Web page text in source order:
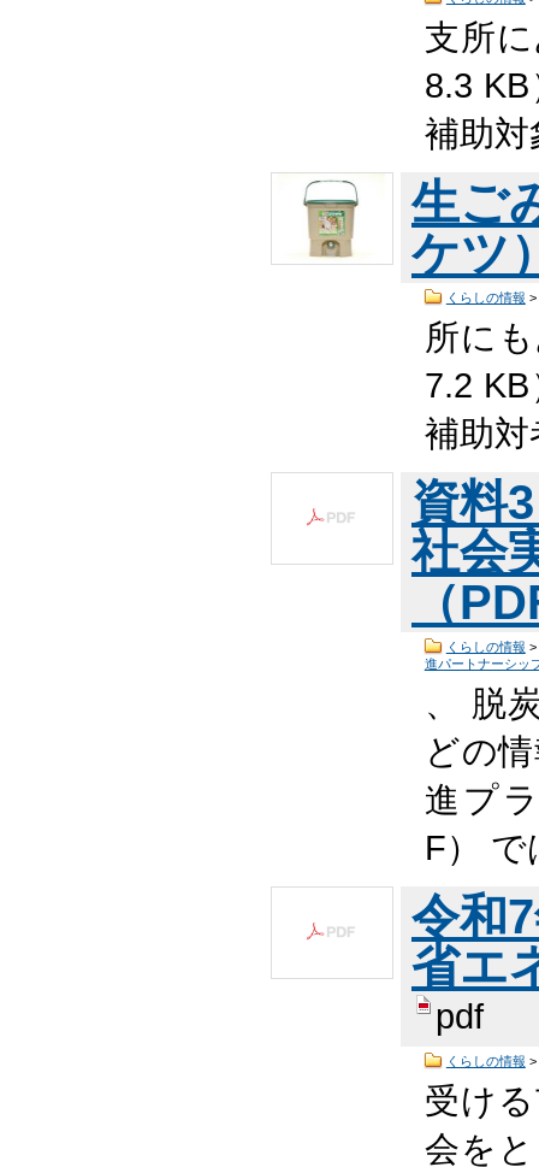
支所
8.3
補助
生ご
ケツ
くらしの情報 >
所に
7.2
補助
資料
社会
（
くらしの情報 >
進パートナーシッ
、 脱
どの
進プ
F）
令和
省エ
pdf
くらしの情報 >
受け
会を